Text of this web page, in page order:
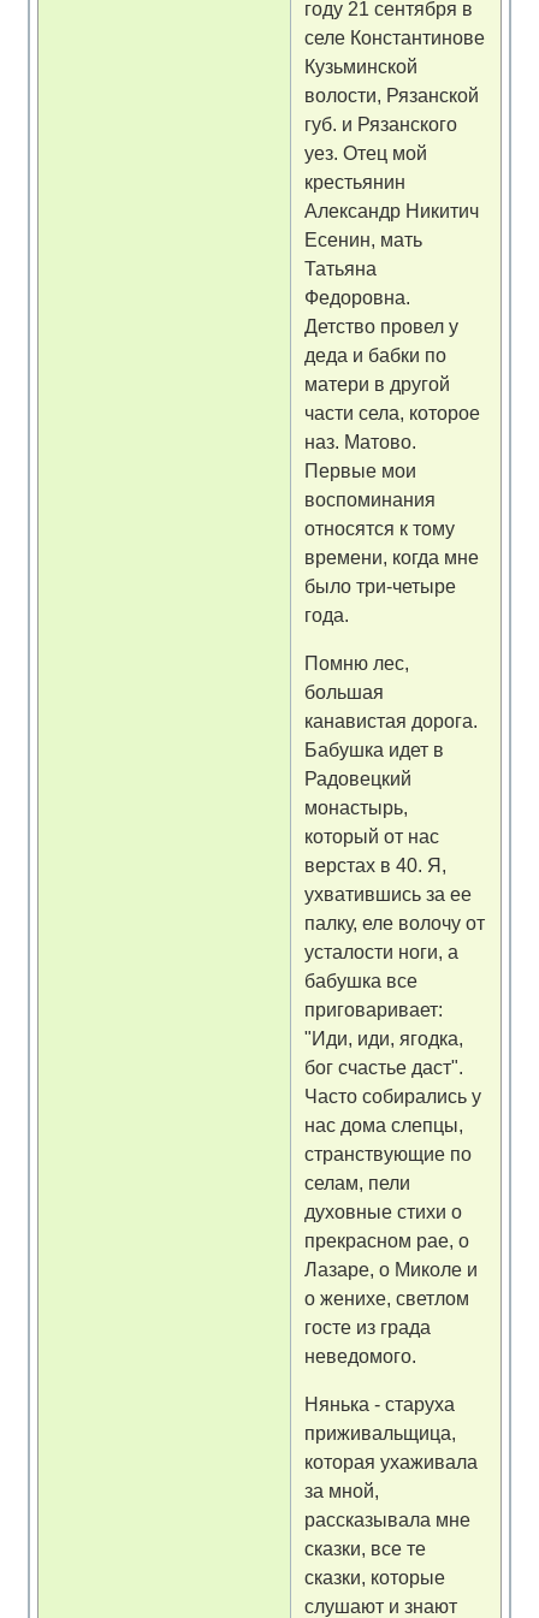
году 21 сентября в
селе Константинове
Кузьминской
волости, Рязанской
губ. и Рязанского
уез. Отец мой
крестьянин
Александр Никитич
Есенин, мать
Татьяна
Федоровна.
Детство провел у
деда и бабки по
матери в другой
части села, которое
наз. Матово.
Первые мои
воспоминания
относятся к тому
времени, когда мне
было три-четыре
года.
Помню лес,
большая
канавистая дорога.
Бабушка идет в
Радовецкий
монастырь,
который от нас
верстах в 40. Я,
ухватившись за ее
палку, еле волочу от
усталости ноги, а
бабушка все
приговаривает:
"Иди, иди, ягодка,
бог счастье даст".
Часто собирались у
нас дома слепцы,
странствующие по
селам, пели
духовные стихи о
прекрасном рае, о
Лазаре, о Миколе и
о женихе, светлом
госте из града
неведомого.
Нянька - старуха
приживальщица,
которая ухаживала
за мной,
рассказывала мне
сказки, все те
сказки, которые
слушают и знают